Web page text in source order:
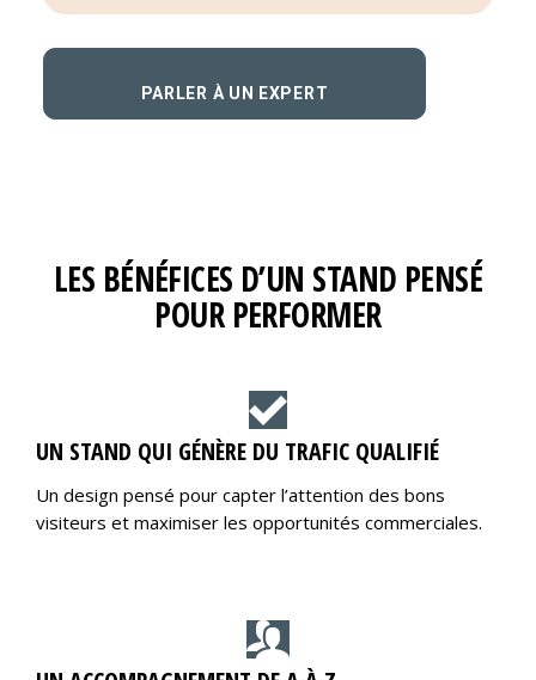
PARLER À UN EXPERT
LES BÉNÉFICES D’UN STAND PENSÉ
POUR PERFORMER
UN STAND QUI GÉNÈRE DU TRAFIC QUALIFIÉ
Un design pensé pour capter l’attention des bons
visiteurs et maximiser les opportunités commerciales.